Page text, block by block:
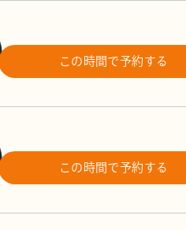
この時間で予約する
この時間で予約する